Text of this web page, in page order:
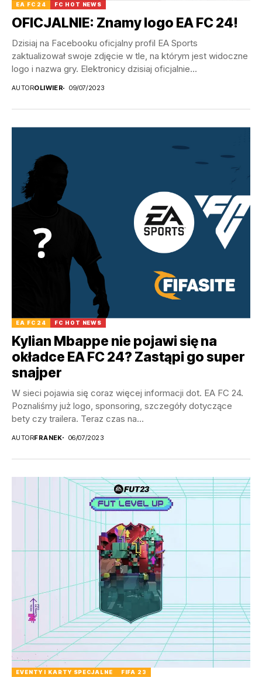
EA FC 24 FC HOT NEWS
OFICJALNIE: Znamy logo EA FC 24!
Dzisiaj na Facebooku oficjalny profil EA Sports
zaktualizował swoje zdjęcie w tle, na którym jest widoczne
logo i nazwa gry. Elektronicy dzisiaj oficjalnie...
AUTOROLIWIER 09/07/2023
EA FC 24 FC HOT NEWS
Kylian Mbappe nie pojawi się na
okładce EA FC 24? Zastąpi go super
snajper
W sieci pojawia się coraz więcej informacji dot. EA FC 24.
Poznaliśmy już logo, sponsoring, szczegóły dotyczące
bety czy trailera. Teraz czas na...
AUTORFRANEK 06/07/2023
EVENTY I KARTY SPECJALNE FIFA 23